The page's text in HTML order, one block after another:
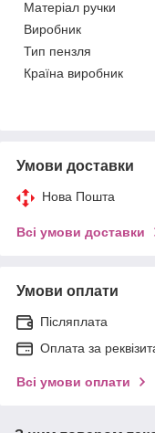
Матеріал ручки
Виробник
Тип пензля
Країна виробник
Умови доставки
Нова Пошта
Всі умови доставки
Умови оплати
Післяплата
Оплата за
Всі умови оплати